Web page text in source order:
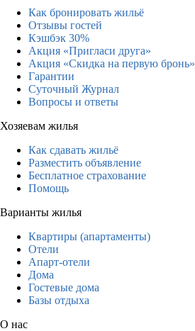
Как бронировать жильё
Отзывы гостей
Кэшбэк 30%
Акция «Пригласи друга»
Акция «Скидка на первую бронь»
Гарантии
Суточный Журнал
Вопросы и ответы
Хозяевам жилья
Как сдавать жильё
Разместить объявление
Бесплатное страхование
Помощь
Варианты жилья
Квартиры (апартаменты)
Отели
Апарт-отели
Дома
Гостевые дома
Базы отдыха
О нас